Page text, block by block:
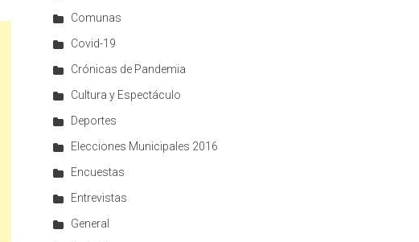
Comunas
Covid-19
Crónicas de Pandemia
Cultura y Espectáculo
Deportes
Elecciones Municipales 2016
Encuestas
Entrevistas
General